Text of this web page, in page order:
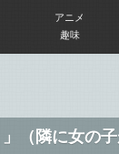
アニメ
趣味